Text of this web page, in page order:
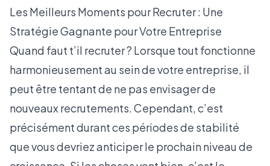
Les Meilleurs Moments pour Recruter : Une
Stratégie Gagnante pour Votre Entreprise
Quand faut t’il recruter ? Lorsque tout fonctionne
harmonieusement au sein de votre entreprise, il
peut être tentant de ne pas envisager de
nouveaux recrutements. Cependant, c’est
précisément durant ces périodes de stabilité
que vous devriez anticiper le prochain niveau de